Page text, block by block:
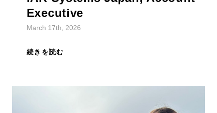
March 17th, 2026
続きを読む